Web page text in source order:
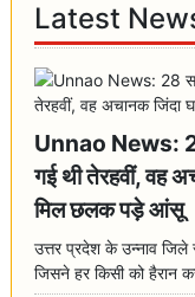
Latest
Unnao News:
गई थी तेरहवीं, वह
मिल छलक पड़े आंसू
उत्तर प्रदेश के उन्नाव
जिसने हर किसी को हैरान